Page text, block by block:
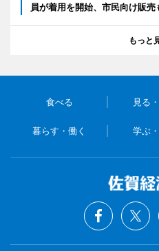
員が着用を開始、市民向け販売
もっと
食べる 見る
暮らす・働く 学ぶ